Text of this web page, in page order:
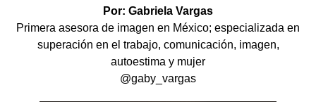
Por: Gabriela Vargas
Primera asesora de imagen en México; especializada en
superación en el trabajo, comunicación, imagen,
autoestima y mujer
@gaby_vargas